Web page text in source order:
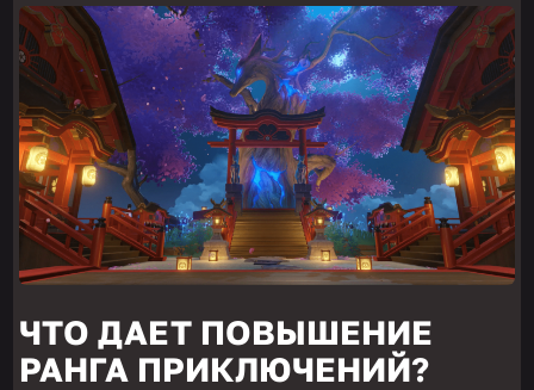
ЧТО ДАЕТ ПОВЫШЕНИЕ
РАНГА ПРИКЛЮЧЕНИЙ?